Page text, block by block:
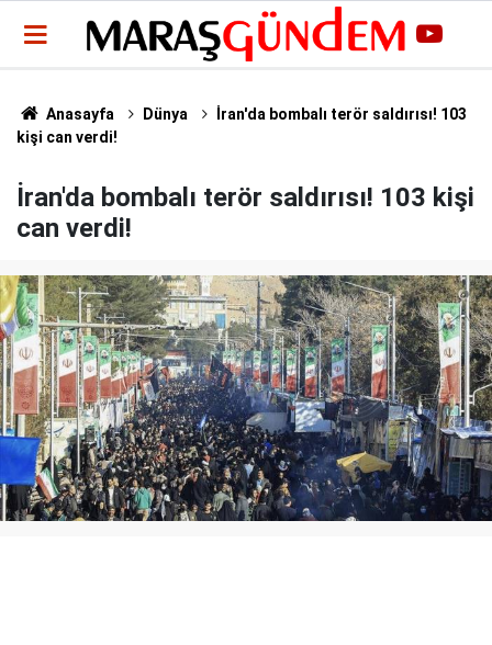
Anasayfa Dünya
İran'da bombalı terör saldırısı! 103
kişi can verdi!
İran'da bombalı terör saldırısı! 103 kişi
can verdi!